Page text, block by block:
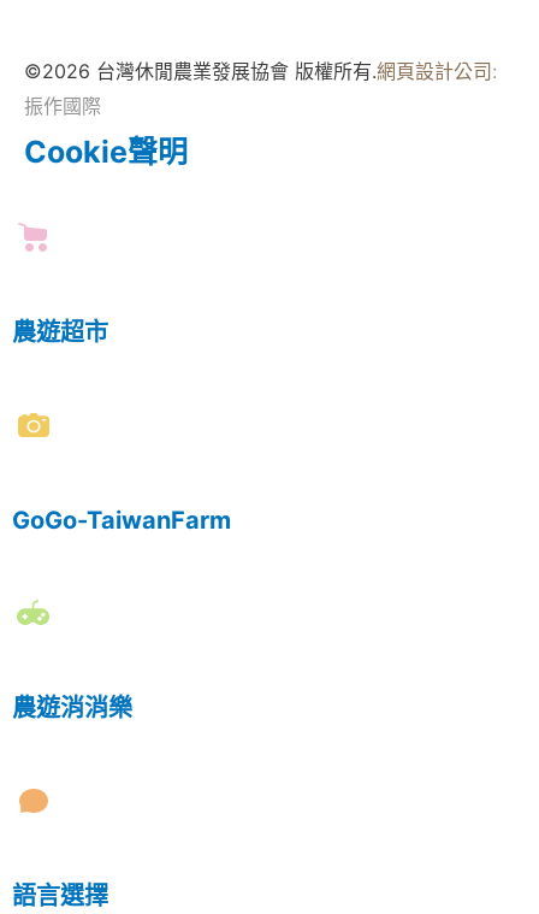
©2026 台灣休閒農業發展協會 版權所有.網頁設計公司 :
振作國際
Cookie聲明
農遊超市
GoGo-TaiwanFarm
農遊消消樂
語言選擇